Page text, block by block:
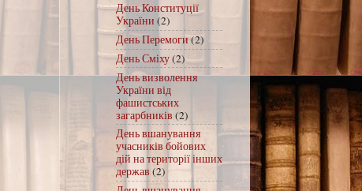
День Конституції
України (2)
День Перемоги(2)
День Сміху(2)
День визволення
України від
фашистських
загарбників (2)
День вшанування
учасників бойових
дій на території інших
держав (2)